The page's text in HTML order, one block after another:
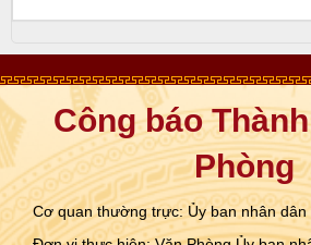
Công báo
Phòng
Cơ quan thường trực: Ủy ban nhân dân